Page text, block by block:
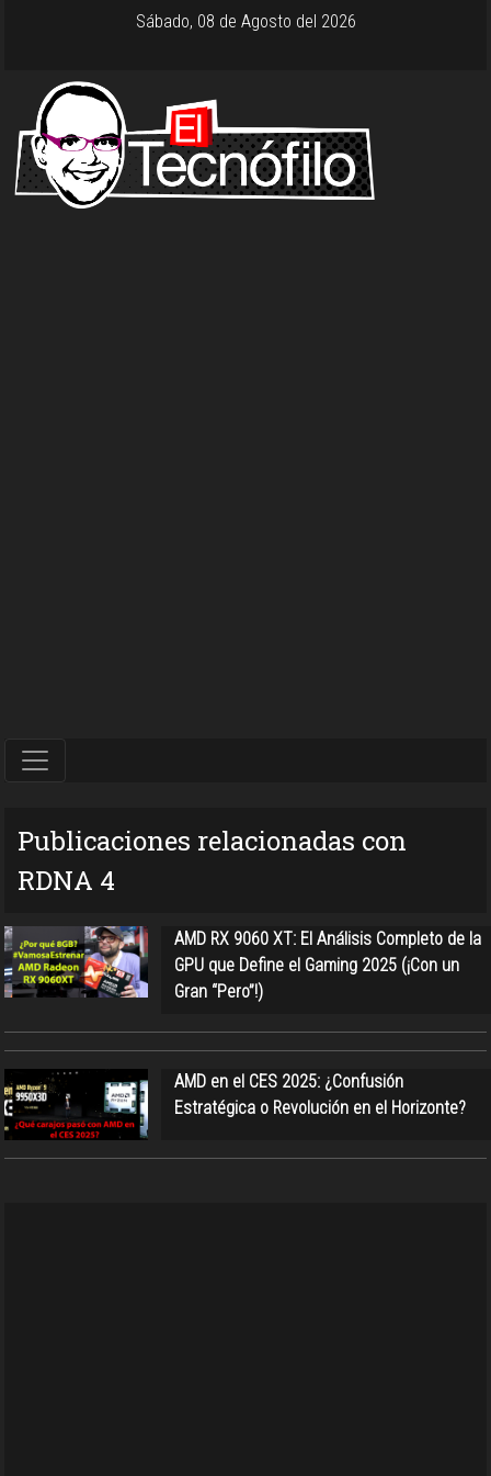
Sábado, 08 de Agosto del 2026
Publicaciones relacionadas con
RDNA 4
AMD RX 9060 XT: El Análisis Completo de la
GPU que Define el Gaming 2025 (¡Con un
Gran “Pero”!)
AMD en el CES 2025: ¿Confusión
Estratégica o Revolución en el Horizonte?